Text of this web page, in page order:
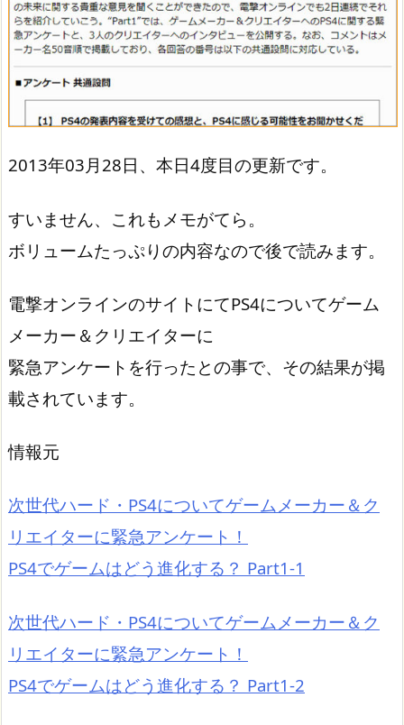
2013年03月28日、本日4度目の更新です。
すいません、これもメモがてら。
ボリュームたっぷりの内容なので後で読みます。
電撃オンラインのサイトにてPS4についてゲーム
メーカー＆クリエイターに
緊急アンケートを行ったとの事で、その結果が掲
載されています。
情報元
次世代ハード・PS4についてゲームメーカー＆ク
リエイターに緊急アンケート！
PS4でゲームはどう進化する？ Part1-1
次世代ハード・PS4についてゲームメーカー＆ク
リエイターに緊急アンケート！
PS4でゲームはどう進化する？ Part1-2